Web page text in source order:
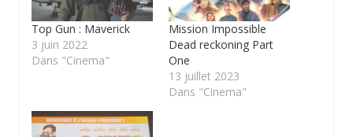
Top Gun : Maverick
3 juin 2022
Dans "Cinema"
Mission Impossible
Dead reckoning Part
One
13 juillet 2023
Dans "Cinema"